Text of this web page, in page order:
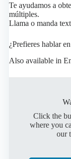
Te ayudamos a
múltiples.
Llama o manda
¿Prefieres hablar
Also available in
Click the
where you
our